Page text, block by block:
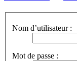
Nom d’utilisateur :
Mot de passe :